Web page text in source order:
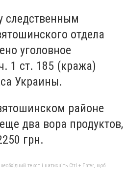
следственным
отдела
уголовное
1 ст. 185 (кража)
Украины.
районе
два вора продуктов,
грн.
текст і натисніть Ctrl + Enter, щоб